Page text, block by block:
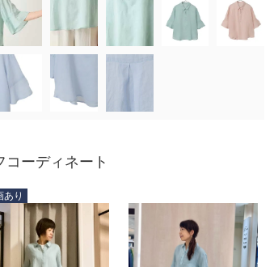
コーディネート
あり